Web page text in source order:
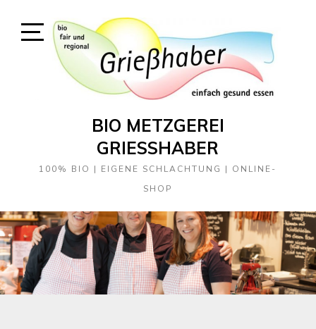
Open
Sidebar
BIO METZGEREI
GRIESSHABER
100% BIO | EIGENE SCHLACHTUNG | ONLINE-
SHOP